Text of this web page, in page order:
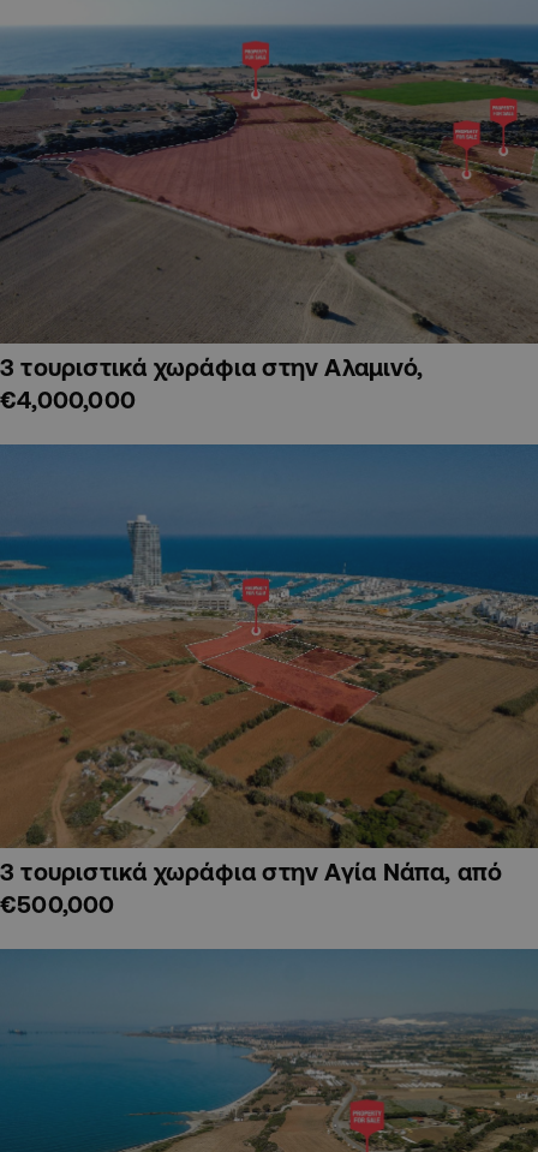
3 τουριστικά χωράφια στην Αλαμινό,
€4,000,000
3 τουριστικά χωράφια στην Αγία Νάπα, από
€500,000